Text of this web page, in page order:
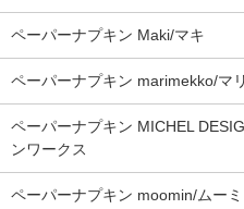
ペーパーナプキン Maki/マキ
ペーパーナプキン marimekko/マ
ペーパーナプキン MICHEL
ンワークス
ペーパーナプキン moomin/ムー